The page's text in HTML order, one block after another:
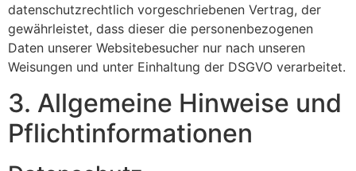
datenschutzrechtlich vorgeschriebenen Vertrag, der
gewährleistet, dass dieser die personenbezogenen
Daten unserer Websitebesucher nur nach unseren
Weisungen und unter Einhaltung der DSGVO verarbeitet.
3. Allgemeine Hinweise und
Pflicht­informationen